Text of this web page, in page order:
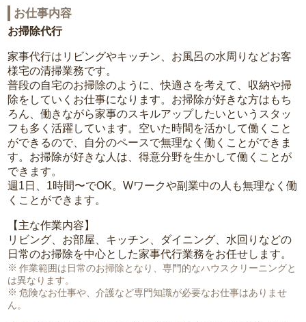
お仕事内容
お掃除代行
家事代行はリビングやキッチン、お風呂の水周りなどお客
様宅の清掃業務です。
普段の自宅のお掃除のように、快適さを考えて、収納や掃
除をしていくお仕事になります。お掃除が好きな方はもち
ろん、働きながら家事のスキルアップしたいというスタッ
フも多く活躍しています。空いた時間を活かして働くこと
ができるので、自分のペースで無理なく働くことができま
す。お掃除が好きな人は、得意分野を生かして働くことが
できます。
週1日、1時間〜でOK。Wワークや副業中の人も無理なく働
くことができます。
【主な作業内容】
リビング、お部屋、キッチン、ダイニング、水回りなどの
日常のお掃除を中心とした家事代行業務をお任せします。
作業範囲は日常のお掃除となり、専門的なハウスクリーニングと
は異なります。
危険なお仕事や、介護など専門知識が必要なお仕事はありませ
ん。